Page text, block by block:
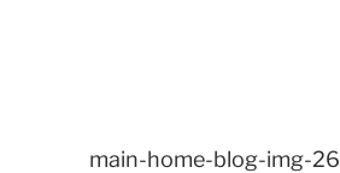
main-home-blog-img-26